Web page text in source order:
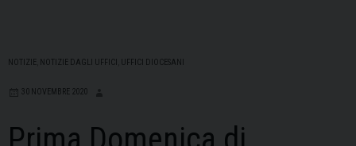
NOTIZIE NOTIZIE DAGLI UFFICI UFFICI DIOCESANI
30 NOVEMBRE 2020